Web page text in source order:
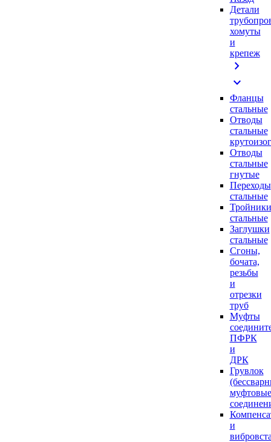
Детали
хомуты
и
крепеж
chevron_right
expand_more
Фланцы
стальные
Отводы
стальные
Отводы
стальные
гнутые
Переходы
стальные
Тройники
стальные
Заглушки
стальные
Сгоны,
бочата,
резьбы
и
отрезки
труб
Муфты
ПФРК
и
ДРК
Грувлок
муфтовые
и